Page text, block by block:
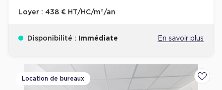
Bureaux privés à Paris
Bureaux privés à Marseille
Bureaux privés à Neuilly-sur-Seine
Loyer : 438 € HT/HC/m²/an
Disponibilité : Immédiate En savoir plus
Location de bureaux